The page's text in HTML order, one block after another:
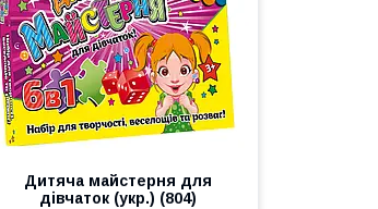
Дитяча майстерня для
дівчаток (укр.) (804)